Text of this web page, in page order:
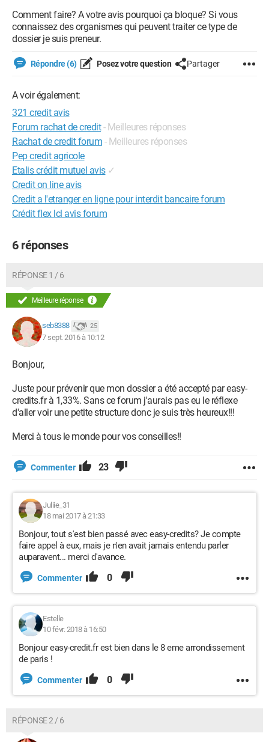
Comment faire? A votre avis pourquoi ça bloque? Si vous
connaissez des organismes qui peuvent traiter ce type de
dossier je suis preneur.
Répondre (6) Posez votre question Partager
A voir également:
321 credit avis
Forum rachat de credit - Meilleures réponses
Rachat de credit forum - Meilleures réponses
Pep credit agricole
Etalis crédit mutuel avis ✓
Credit on line avis
Credit a l'etranger en ligne pour interdit bancaire forum
Crédit flex lcl avis forum
6 réponses
RÉPONSE 1 / 6
Meilleure réponse
seb8388 25
7 sept. 2016 à 10:12
Bonjour,
Juste pour prévenir que mon dossier a été accepté par easy-
credits.fr à 1,33%. Sans ce forum j'aurais pas eu le réflexe
d'aller voir une petite structure donc je suis très heureux!!!
Merci à tous le monde pour vos conseilles!!
Commenter 23
Juliie_31
18 mai 2017 à 21:33
Bonjour, tout s'est bien passé avec easy-credits? Je compte
faire appel à eux, mais je n'en avait jamais entendu parler
auparavent... merci d'avance.
Commenter 0
Estelle
10 févr. 2018 à 16:50
Bonjour easy-credit.fr est bien dans le 8 eme arrondissement
de paris !
Commenter 0
RÉPONSE 2 / 6